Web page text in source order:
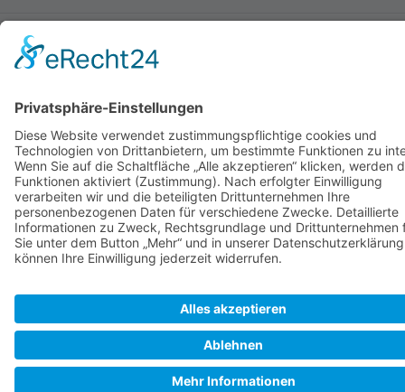
SkipperGuide
Datenschutz Klassische Ansicht